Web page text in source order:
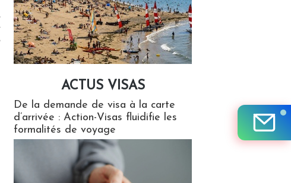
ACTUS VISAS
De la demande de visa à la carte
d’arrivée : Action-Visas fluidifie les
formalités de voyage